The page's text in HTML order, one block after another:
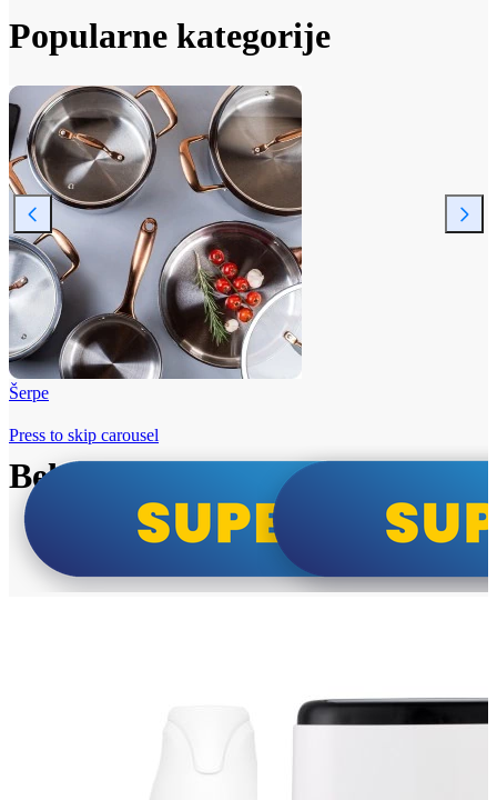
Popularne kategorije
Šerpe
Beko i Tesla super cene
Press to skip carousel